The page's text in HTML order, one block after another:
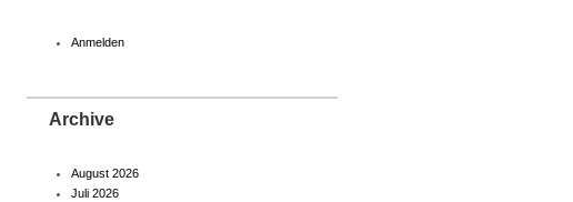
Anmelden
Archive
August 2026
Juli 2026